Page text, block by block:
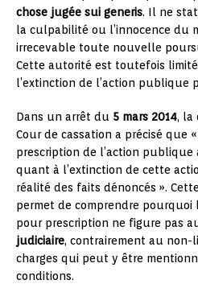
chose jugée sui generis. Il ne
la culpabilité ou l’innocence du
irrecevable toute nouvelle
Cette autorité est toutefois
l’extinction de l’action publique
Dans un arrêt du 5 mars 2014, la
Cour de cassation a précisé que
prescription de l’action
quant à l’extinction de cette
réalité des faits dénoncés ».
permet de comprendre
pour prescription ne figure pas
judiciaire, contrairement au
charges qui peut y être
conditions.